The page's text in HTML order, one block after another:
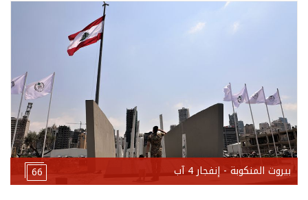
بيروت المنكوبة - إنفجار 4 آب 66